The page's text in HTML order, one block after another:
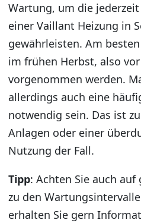
Wartung, um die
einer Vaillant Heizung in
gewährleisten. Am
im frühen Herbst, also
vorgenommen werden.
allerdings auch eine
notwendig sein. Das ist
Anlagen oder einer
Nutzung der Fall.
Tipp: Achten Sie auch auf
zu den
erhalten Sie gern